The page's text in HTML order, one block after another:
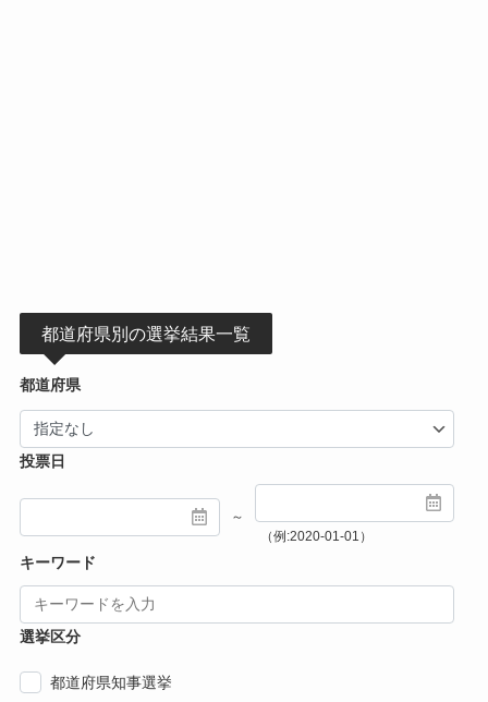
都道府県別の選挙結果一覧
都道府県
投票日
～
（例:2020-01-01）
キーワード
選挙区分
都道府県知事選挙